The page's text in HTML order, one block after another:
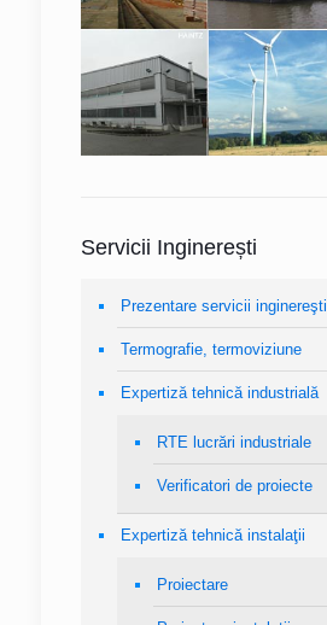
Servicii Inginerești
Prezentare servicii inginereşti
Termografie, termoviziune
Expertiză tehnică industrială
RTE lucrări industriale
Verificatori de proiecte
Expertiză tehnică instalaţii
Proiectare